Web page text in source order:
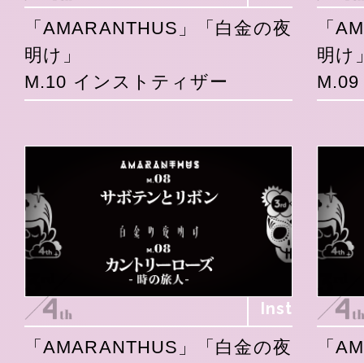
「AMARANTHUS」「白金の夜
明け」
M.10 インストティザー
「
明け
Inst
「AMARANTHUS」「白金の夜
「